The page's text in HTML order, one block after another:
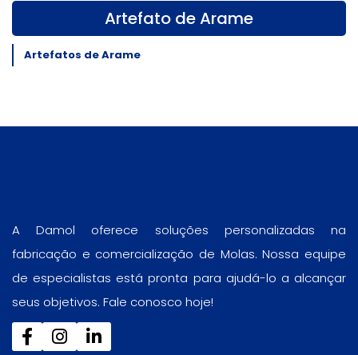
Artefato de Arame
Artefatos de Arame
A Damol oferece soluções personalizadas na
fabricação e comercialização de Molas. Nossa equipe
de especialistas está pronta para ajudá-lo a alcançar
seus objetivos. Fale conosco hoje!